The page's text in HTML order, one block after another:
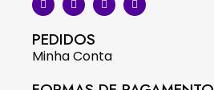
PEDIDOS
Minha Conta